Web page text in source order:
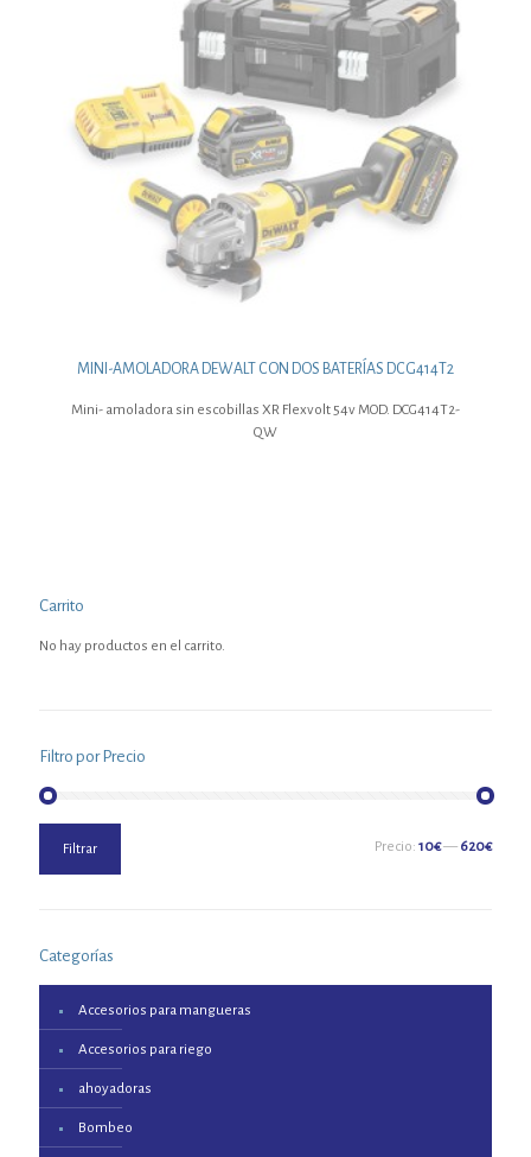
MINI-AMOLADORA DEWALT CON DOS BATERÍAS DCG414T2
Mini- amoladora sin escobillas XR Flexvolt 54v MOD. DCG414T2-
QW
Carrito
No hay productos en el carrito.
Filtro por Precio
mínimo
máximo
Filtrar Precio: 10€— 620€
Categorías
Accesorios para mangueras
Accesorios para riego
ahoyadoras
Bombeo